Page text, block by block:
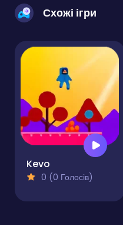
Схожі ігри
Kevo
0 (0 Голосів)